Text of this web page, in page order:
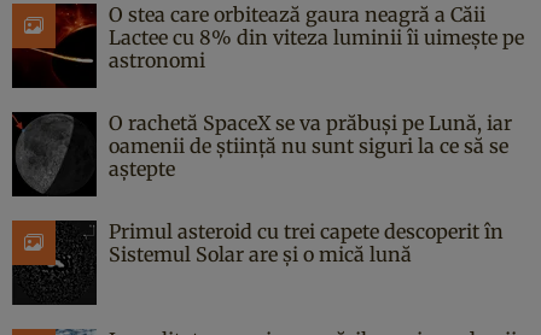
O stea care orbitează gaura neagră a Căii
Lactee cu 8% din viteza luminii îi uimește pe
astronomi
O rachetă SpaceX se va prăbuși pe Lună, iar
oamenii de știință nu sunt siguri la ce să se
aștepte
Primul asteroid cu trei capete descoperit în
Sistemul Solar are și o mică lună